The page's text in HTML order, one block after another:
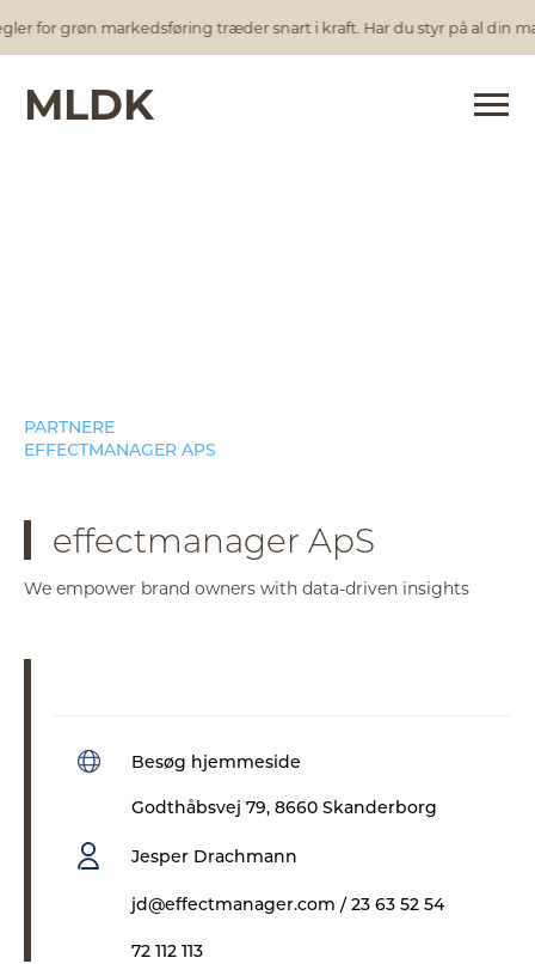
for grøn markedsføring træder snart i kraft. Har du styr på al din
MLDK
PARTNERE
EFFECTMANAGER APS
effectmanager ApS
We empower brand owners with data-driven insights
Besøg hjemmeside
Godthåbsvej 79, 8660 Skanderborg
Jesper Drachmann
jd@effectmanager.com / 23 63 52 54
72 112 113